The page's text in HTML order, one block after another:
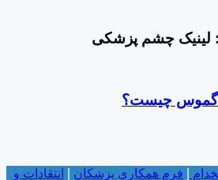
لینیک چشم پزشکی
چیست؟
فرم همکاری پزشکان
انتقادات و